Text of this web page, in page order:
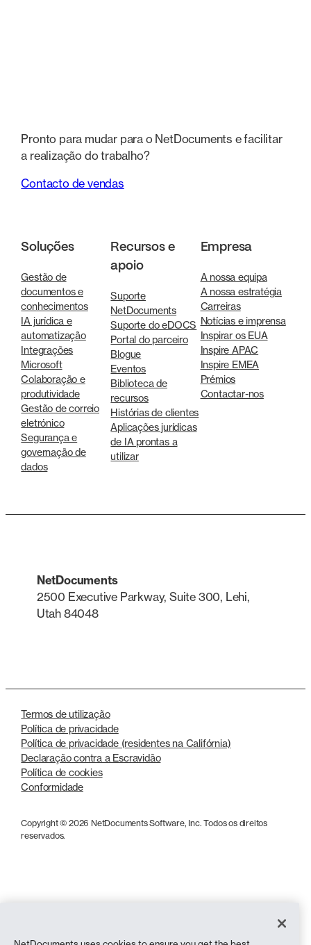
Pronto para mudar para o NetDocuments e facilitar
a realização do trabalho?
Contacto de vendas
Soluções
Gestão de
documentos e
conhecimentos
IA jurídica e
automatização
Integrações
Microsoft
Colaboração e
produtividade
Gestão de correio
eletrónico
Segurança e
governação de
dados
Recursos e
apoio
Suporte
NetDocuments
Suporte do eDOCS
Portal do parceiro
Blogue
Eventos
Biblioteca de
recursos
Histórias de clientes
Aplicações jurídicas
de IA prontas a
utilizar
Empresa
A nossa equipa
A nossa estratégia
Carreiras
Notícias e imprensa
Inspirar os EUA
Inspire APAC
Inspire EMEA
Prémios
Contactar-nos
NetDocuments
2500 Executive Parkway, Suite 300, Lehi,
Utah 84048
Termos de utilização
Política de privacidade
Política de privacidade (residentes na Califórnia)
Declaração contra a Escravidão
Política de cookies
Conformidade
Copyright © 2026 NetDocuments Software, Inc. Todos os direitos
reservados.